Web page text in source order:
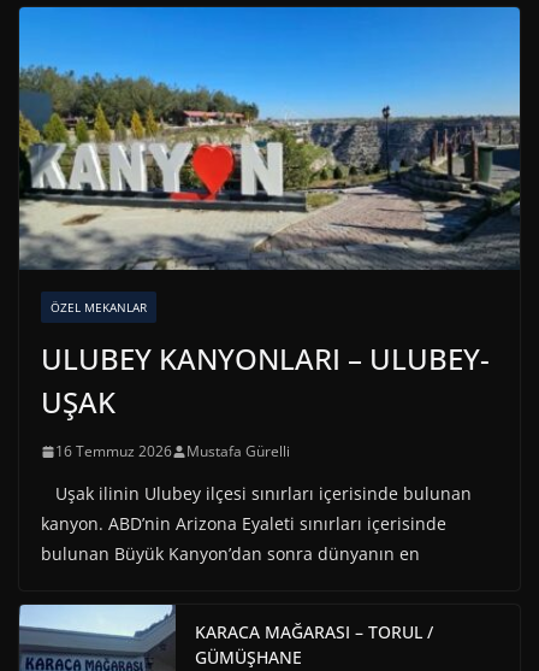
ÖZEL MEKANLAR
ULUBEY KANYONLARI – ULUBEY-
UŞAK
16 Temmuz 2026 Mustafa Gürelli
Uşak ilinin Ulubey ilçesi sınırları içerisinde bulunan
kanyon. ABD’nin Arizona Eyaleti sınırları içerisinde
bulunan Büyük Kanyon’dan sonra dünyanın en
KARACA MAĞARASI – TORUL /
GÜMÜŞHANE